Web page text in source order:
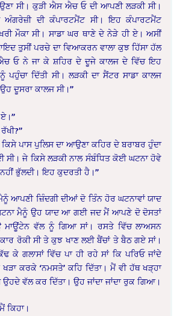
ਸੀ। ਕੁੜੀ ਐਸ ਐਚ ਓ ਦੀ ਆਪਣੀ ਲੜਕੀ ਸੀ।
ਅੰਗਰੇਜ਼ੀ ਦੀ ਕੰਪਾਰਟਮੈਂਟ ਸੀ। ਇਹ ਕੰਪਾਰਟਮੈਂਟ
ਮੌਕਾ ਸੀ। ਸਾਡਾ ਘਰ ਥਾਣੇ ਦੇ ਨੇੜੇ ਹੀ ਏ। ਅਸੀਂ
ਤੁਸੀਂ ਪਰਚੇ ਦਾ ਵਿਆਕਰਨ ਵਾਲਾ ਕੁਝ ਹਿੱਸਾ ਹੱਲ
ਓ ਨੇ ਜਾ ਕੇ ਸ਼ਹਿਰ ਦੇ ਦੂਜੇ ਕਾਲਜ ਦੇ ਵਿੱਚ ਇਹ
ਪਹੁੰਚਾ ਦਿੱਤੀ ਸੀ। ਲੜਕੀ ਦਾ ਸੈਂਟਰ ਸਾਡਾ ਕਾਲਜ
ਦੂਸਰਾ ਕਾਲਜ ਸੀ।”
ਪਾਸ ਪੁਲਿਸ ਦਾ ਆਉਣਾ ਕਹਿਰ ਦੇ ਬਰਾਬਰ ਹੁੰਦਾ
ਸੀ। ਜੇ ਕਿਸੇ ਲੜਕੀ ਨਾਲ ਸੰਬੰਧਿਤ ਕੋਈ ਘਟਨਾ ਹੋਵੇ
ਭੁੱਲਦੀ। ਇਹ ਕੁਦਰਤੀ ਹੈ।”
ਆਪਣੀ ਜ਼ਿੰਦਗੀ ਦੀਆਂ ਦੋ ਤਿੰਨ ਹੋਰ ਘਟਨਾਵਾਂ ਯਾਦ
ਮੈਨੂੰ ਉਹ ਯਾਦ ਆ ਗਈ ਜਦ ਮੈਂ ਆਪਣੇ ਦੋ ਦੋਸਤਾਂ
ਮਾਊਂਟੇਨ ਵੱਲ ਨੂੰ ਗਿਆ ਸਾਂ। ਰਸਤੇ ਵਿੱਚ ਲਾਅਸਨ
ਰੋਕੀ ਸੀ ਤੇ ਕੁਝ ਖਾਣ ਲਈ ਬੈਂਚਾਂ ਤੇ ਬੈਠ ਗਏ ਸਾਂ।
ਕੇ ਗਲਾਸਾਂ ਵਿੱਚ ਪਾ ਹੀ ਰਹੇ ਸਾਂ ਕਿ ਪਰਿਓ ਜਾਂਦੇ
ਕਰਕੇ ‘ਨਮਸਤੇ’ ਕਹਿ ਦਿੱਤਾ। ਮੈਂ ਵੀ ਹੱਥ ਖੜ੍ਹਾ
ਉਹਦੇ ਵੱਲ ਕਰ ਦਿੱਤਾ। ਉਹ ਜਾਂਦਾ ਜਾਂਦਾ ਰੁਕ ਗਿਆ।
ਕਿਹਾ।